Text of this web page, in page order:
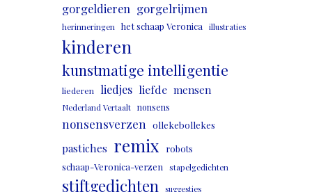
gorgeldieren gorgelrijmen
herinneringen het schaap Veronica illustraties
kinderen
kunstmatige intelligentie
liederen liedjes liefde mensen
Nederland Vertaalt nonsens
nonsensverzen ollekebollekes
pastiches remix
robots
schaap-Veronica-verzen
stapelgedichten
stiftgedichten suggesties